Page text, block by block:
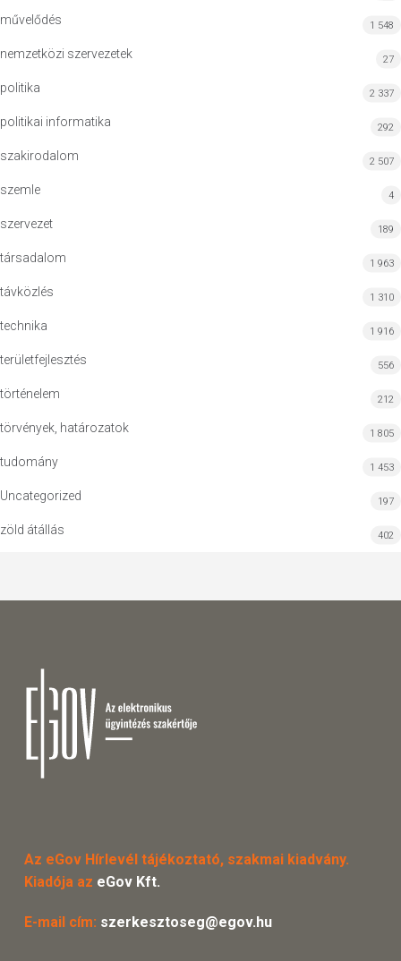
művelődés 1 548
nemzetközi szervezetek 27
politika 2 337
politikai informatika 292
szakirodalom 2 507
szemle 4
szervezet 189
társadalom 1 963
távközlés 1 310
technika 1 916
területfejlesztés 556
történelem 212
törvények, határozatok 1 805
tudomány 1 453
Uncategorized 197
zöld átállás 402
Az eGov Hírlevél tájékoztató, szakmai kiadvány.
Kiadója az eGov Kft.
E-mail cím: szerkesztoseg@egov.hu